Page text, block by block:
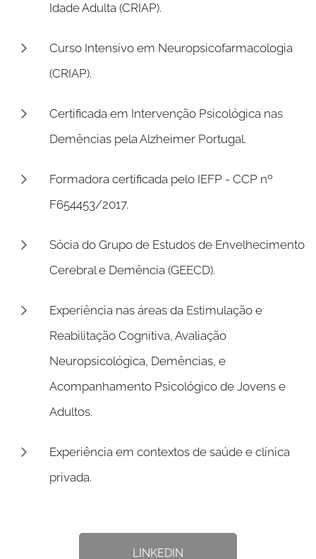
Idade Adulta (CRIAP).
Curso Intensivo em Neuropsicofarmacologia
(CRIAP).
Certificada em Intervenção Psicológica nas
Demências pela Alzheimer Portugal.
Formadora certificada pelo IEFP - CCP nº
F654453/2017.
Sócia do Grupo de Estudos de Envelhecimento
Cerebral e Demência (GEECD).
Experiência nas áreas da Estimulação e
Reabilitação Cognitiva, Avaliação
Neuropsicológica, Demências, e
Acompanhamento Psicológico de Jovens e
Adultos.
Experiência em contextos de saúde e clínica
privada.
LINKEDIN